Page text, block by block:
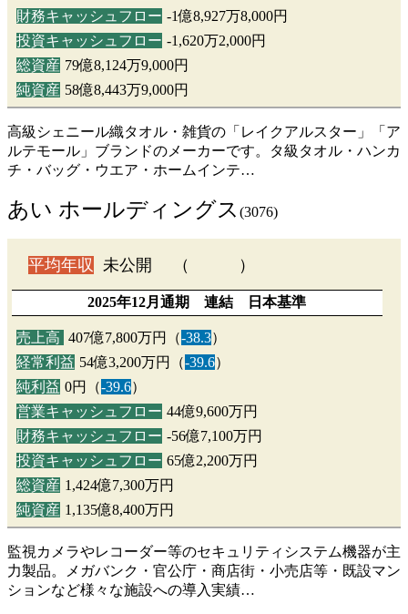
財務キャッシュフロー -1億8,927万8,000円
投資キャッシュフロー -1,620万2,000円
総資産 79億8,124万9,000円
純資産 58億8,443万9,000円
高級シェニール織タオル・雑貨の「レイクアルスター」「ア
ルテモール」ブランドのメーカーです。タ級タオル・ハンカ
チ・バッグ・ウエア・ホームインテ…
あい ホールディングス (3076)
平均年収 未公開 （ ）
2025年12月通期 連結 日本基準
売上高 407億7,800万円（-38.3）
経常利益 54億3,200万円（-39.6）
純利益 0円（-39.6）
営業キャッシュフロー 44億9,600万円
財務キャッシュフロー -56億7,100万円
投資キャッシュフロー 65億2,200万円
総資産 1,424億7,300万円
純資産 1,135億8,400万円
監視カメラやレコーダー等のセキュリティシステム機器が主
力製品。メガバンク・官公庁・商店街・小売店等・既設マン
ションなど様々な施設への導入実績…